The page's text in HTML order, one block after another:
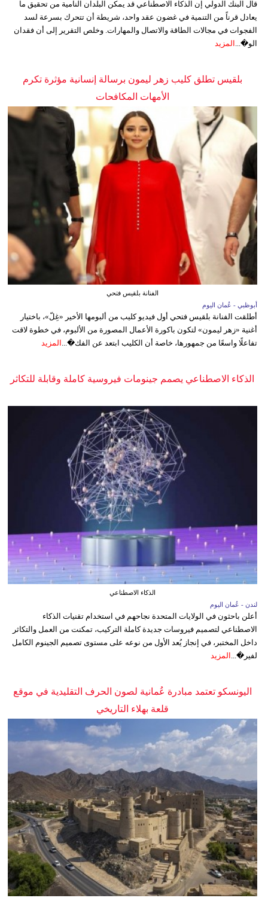
قال البنك الدولي إن الذكاء الاصطناعي قد يمكن البلدان النامية من تحقيق ما
يعادل قرناً من التنمية في غضون عقد واحد، شريطة أن تتحرك بسرعة لسد
الفجوات في مجالات الطاقة والاتصال والمهارات. وخلص التقرير إلى أن فقدان
الو�... المزيد
بلقيس تطلق كليب زهر ليمون برسالة إنسانية مؤثرة تكرم
الأمهات المكافحات
الفنانة بلقيس فتحي
أبوظبي - عُمان اليوم
أطلقت الفنانة بلقيس فتحي أول فيديو كليب من ألبومها الأخير «غِلّ»، باختيار
أغنية «زهر ليمون» لتكون باكورة الأعمال المصورة من الألبوم، في خطوة لاقت
تفاعلًا واسعًا من جمهورها، خاصة أن الكليب ابتعد عن الفك�...
المزيد
الذكاء الاصطناعي يصمم جينومات فيروسية كاملة وقابلة للتكاثر
الذكاء الاصطناعي
لندن - عُمان اليوم
أعلن باحثون في الولايات المتحدة نجاحهم في استخدام تقنيات الذكاء
الاصطناعي لتصميم فيروسات جديدة كاملة التركيب، تمكنت من العمل والتكاثر
داخل المختبر، في إنجاز يُعد الأول من نوعه على مستوى تصميم الجينوم الكامل
لفير�... المزيد
اليونسكو تعتمد مبادرة عُمانية لصون الحرف التقليدية في موقع
قلعة بهلاء التاريخي